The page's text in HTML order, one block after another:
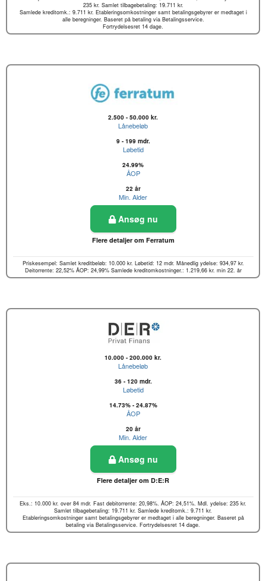
235 kr. Samlet tilbagebetaling: 19.711 kr.
Samlede kreditomk.: 9.711 kr. Etableringsomkostninger samt betalingsgebyrer er medtaget i
alle beregninger. Baseret på betaling via Betalingsservice.
Fortrydelsesret 14 dage.
2.500 - 50.000 kr.
Lånebeløb
9 - 199 mdr.
Løbetid
24.99%
ÅOP
22 år
Min. Alder
Ansøg nu
Flere detaljer om Ferratum
Priskesempel: Samlet kreditbeløb: 10.000 kr. Løbetid: 12 mdr. Månedlig ydelse: 934,97 kr.
Deitorrente: 22,52% ÅOP: 24,99% Samlede kreditomkostninger.: 1.219,66 kr. min 22. år
10.000 - 200.000 kr.
Lånebeløb
36 - 120 mdr.
Løbetid
14.73% - 24.87%
ÅOP
20 år
Min. Alder
Ansøg nu
Flere detaljer om D:E:R
Eks.: 10.000 kr. over 84 mdr. Fast debitorrente: 20,98%. ÅOP: 24,51%. Mdl. ydelse: 235 kr.
Samlet tilbagebetaling: 19.711 kr. Samlede kreditomk.: 9.711 kr.
Etableringsomkostninger samt betalingsgebyrer er medtaget i alle beregninger. Baseret på
betaling via Betalingsservice. Fortrydelsesret 14 dage.